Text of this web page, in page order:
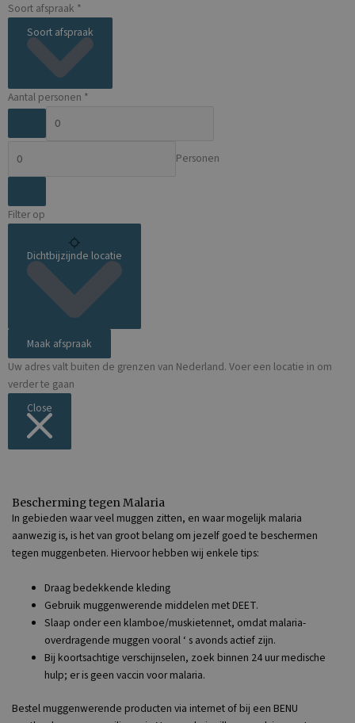
Soort afspraak *
Soort afspraak
Aantal personen *
Personen
Filter op
Dichtbijzijnde locatie
Maak afspraak
Uw adres valt buiten de grenzen van Nederland. Voer een locatie in om
verder te gaan
Close
Bescherming tegen Malaria
In gebieden waar veel muggen zitten, en waar mogelijk malaria
aanwezig is, is het van groot belang om jezelf goed te beschermen
tegen muggenbeten. Hiervoor hebben wij enkele tips:
Draag bedekkende kleding
Gebruik muggenwerende middelen met DEET.
Slaap onder een klamboe/muskietennet, omdat malaria-
overdragende muggen vooral ‘ s avonds actief zijn.
Bij koortsachtige verschijnselen, zoek binnen 24 uur medische
hulp; er is geen vaccin voor malaria.
Bestel muggenwerende producten via internet of bij een BENU